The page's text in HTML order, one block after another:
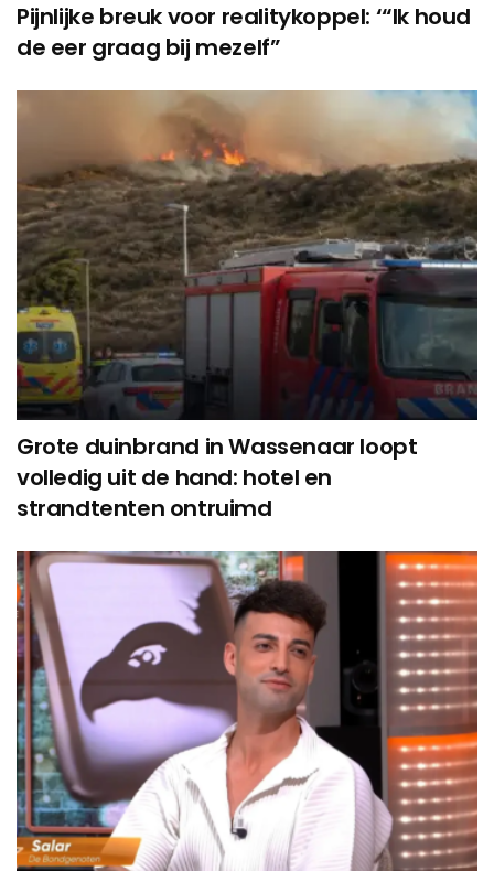
Pijnlijke breuk voor realitykoppel: ‘“Ik houd
de eer graag bij mezelf”
Grote duinbrand in Wassenaar loopt
volledig uit de hand: hotel en
strandtenten ontruimd